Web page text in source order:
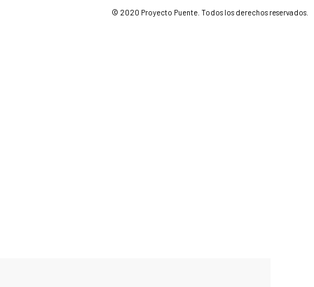
© 2020 Proyecto Puente. Todos los derechos reservados.